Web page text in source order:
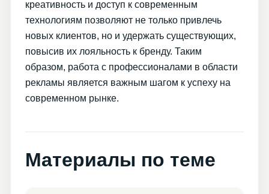
креативность и доступ к современным
технологиям позволяют не только привлечь
новых клиентов, но и удержать существующих,
повысив их лояльность к бренду. Таким
образом, работа с профессионалами в области
рекламы является важным шагом к успеху на
современном рынке.
Материалы по теме